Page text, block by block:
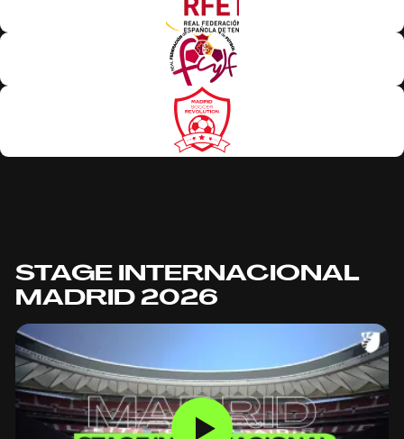
STAGE INTERNACIONAL
MADRID 2026